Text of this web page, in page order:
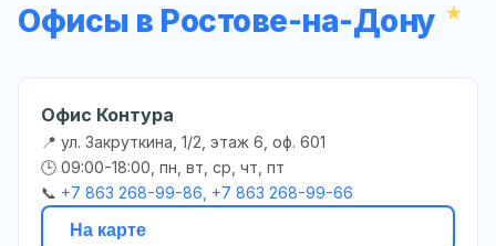
Офисы в Ростове-на-Дону
Офис Контура
📍 ул. Закруткина, 1/2, этаж 6, оф. 601
🕒 09:00-18:00, пн, вт, ср, чт, пт
📞 +7 863 268-99-86, +7 863 268-99-66
На карте